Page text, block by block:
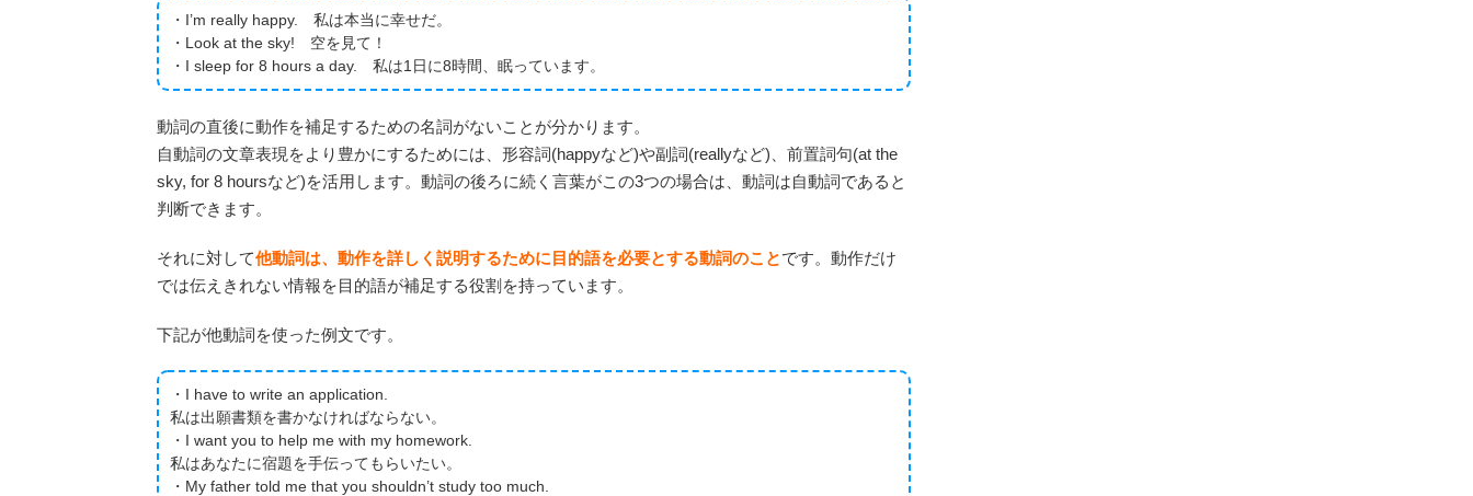
・I’m really happy. 私は本当に幸せだ。
・Look at the sky! 空を見て！
・I sleep for 8 hours a day. 私は1日に8時間、眠っています。
動詞の直後に動作を補足するための名詞がないことが分かります。
自動詞の文章表現をより豊かにするためには、形容詞(happyなど)や副詞(reallyなど)、前置詞句(at the
sky, for 8 hoursなど)を活用します。動詞の後ろに続く言葉がこの3つの場合は、動詞は自動詞であると
判断できます。
それに対して他動詞は、動作を詳しく説明するために目的語を必要とする動詞のことです。動作だけ
では伝えきれない情報を目的語が補足する役割を持っています。
下記が他動詞を使った例文です。
・I have to write an application.
私は出願書類を書かなければならない。
・I want you to help me with my homework.
私はあなたに宿題を手伝ってもらいたい。
・My father told me that you shouldn’t study too much.